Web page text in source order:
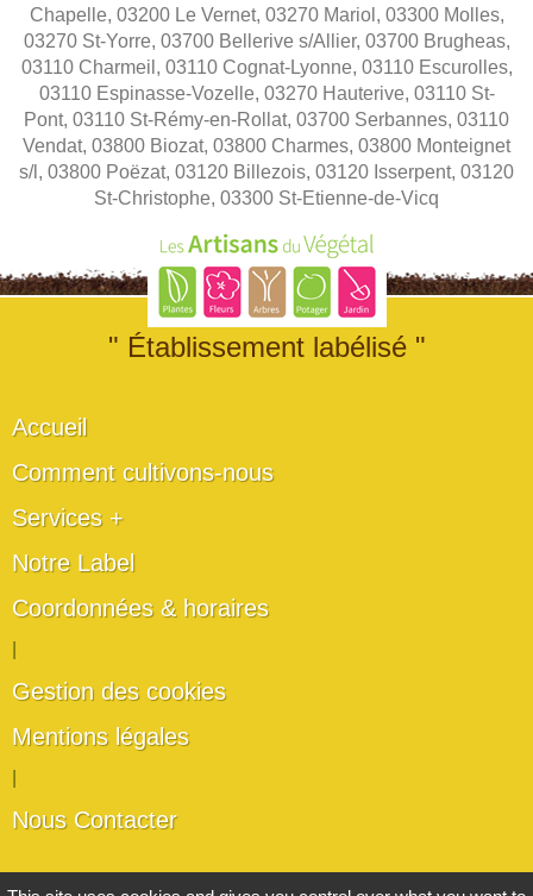
Chapelle, 03200 Le Vernet, 03270 Mariol, 03300 Molles,
03270 St-Yorre, 03700 Bellerive s/Allier, 03700 Brugheas,
03110 Charmeil, 03110 Cognat-Lyonne, 03110 Escurolles,
03110 Espinasse-Vozelle, 03270 Hauterive, 03110 St-
Pont, 03110 St-Rémy-en-Rollat, 03700 Serbannes, 03110
Vendat, 03800 Biozat, 03800 Charmes, 03800 Monteignet
s/l, 03800 Poëzat, 03120 Billezois, 03120 Isserpent, 03120
St-Christophe, 03300 St-Etienne-de-Vicq
" Établissement labélisé "
Accueil
Comment cultivons-nous
Services +
Notre Label
Coordonnées & horaires
Gestion des cookies
Mentions légales
Nous Contacter